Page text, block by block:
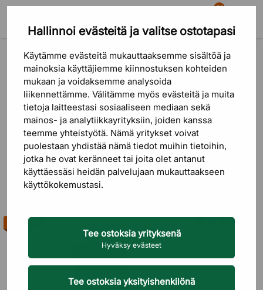
Hallinnoi evästeitä ja valitse ostotapasi
Käytämme evästeitä mukauttaaksemme sisältöä ja
mainoksia käyttäjiemme kiinnostuksen kohteiden
mukaan ja voidaksemme analysoida
liikennettämme. Välitämme myös evästeitä ja muita
tietoja laitteestasi sosiaaliseen mediaan sekä
mainos- ja analytiikkayrityksiin, joiden kanssa
teemme yhteistyötä. Nämä yritykset voivat
puolestaan ​​yhdistää nämä tiedot muihin tietoihin,
jotka he ovat keränneet tai joita olet antanut
käyttäessäsi heidän palvelujaan mukauttaakseen
käyttökokemustasi.
Tee ostoksia yrityksenä
Hyväksy evästeet
Tee ostoksia yksityishenkilönä
Etsi
81
Ostoskori
Neuvottelutuolit
DPJ:ltä löydät neuvottelutuoleja tuotemerkeiltä Profim
Swedese ,HAY,Stua jaScandinavian Selection. Meillä on
malleja matalalla, keskikorkealla ja korkealla selkänojalla,
käsinojin tai ilman, sekä pinottavia tuoleja, jotka vievät vähän
tilaa varastossa. Neuvottelutuolien rinnalle saat samalta
sivustolta myös toimistotuolit päivittäiseen työskentelyyn.
Istuin ja selkänoja on verhoiltu kankaalla, keinonahalla, mesh-
korkeussäätö on 41–56 cm välillä, ja tuoleissa on
käännettävyys, keinumekanismi sekä pyörät helppoa siirtelyä
varten. Osassa malleja on itsejarruttavat pyörät, jotka lukittuvat
kokousten aikaiseen asentojen vaihtoon.
Lue lisää
Myyntihitti